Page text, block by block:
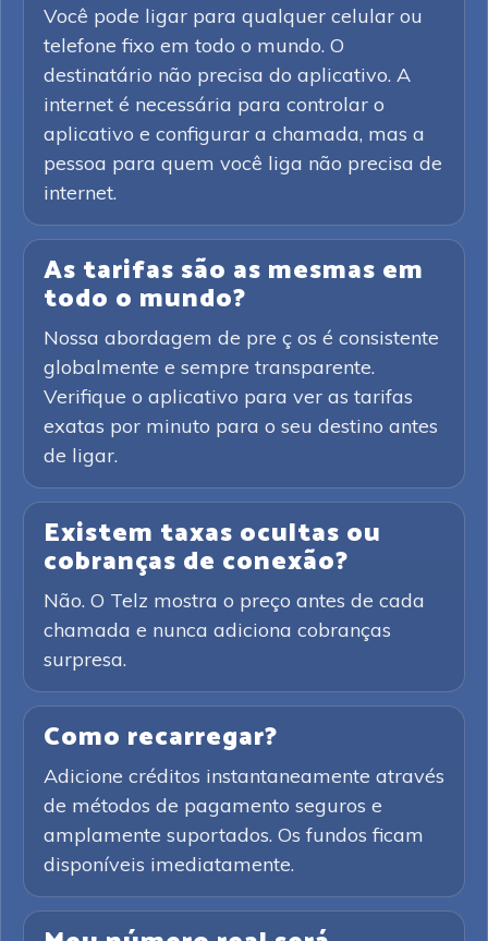
Você pode ligar para qualquer celular ou
telefone fixo em todo o mundo. O
destinatário não precisa do aplicativo. A
internet é necessária para controlar o
aplicativo e configurar a chamada, mas a
pessoa para quem você liga não precisa de
internet.
As tarifas são as mesmas em
todo o mundo?
Nossa abordagem de pre ç os é consistente
globalmente e sempre transparente.
Verifique o aplicativo para ver as tarifas
exatas por minuto para o seu destino antes
de ligar.
Existem taxas ocultas ou
cobranças de conexão?
Não. O Telz mostra o preço antes de cada
chamada e nunca adiciona cobranças
surpresa.
Como recarregar?
Adicione créditos instantaneamente através
de métodos de pagamento seguros e
amplamente suportados. Os fundos ficam
disponíveis imediatamente.